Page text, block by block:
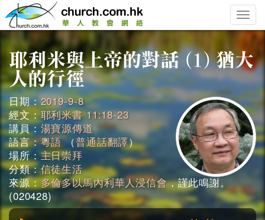
Toggle
日期：2019-9-8
經文：耶利米書 11:18-23
講員：湯寶源傳道
語言：粵語 （普通話翻譯）
場所：主日崇拜
分類：信徒生活
來源：多倫多以馬內利華人浸信會，謹此鳴謝。
(020428)